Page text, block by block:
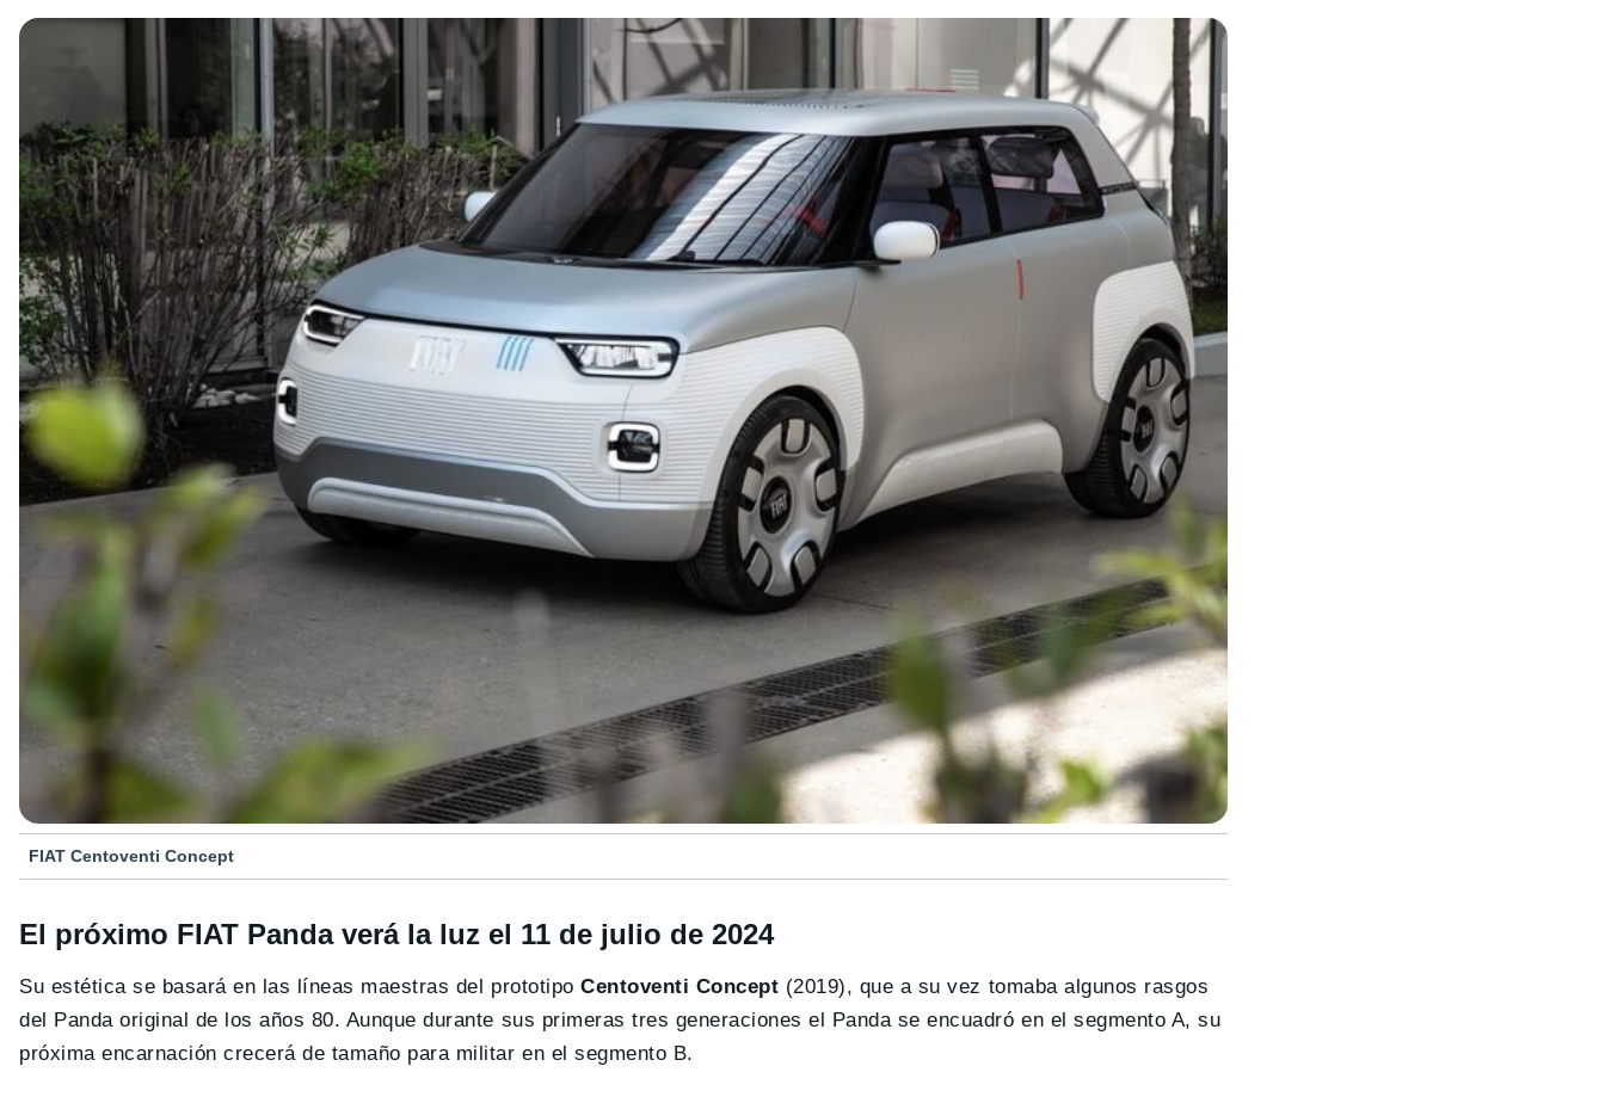
FIAT Centoventi Concept
El próximo FIAT Panda verá la luz el 11 de julio de 2024
Su estética se basará en las líneas maestras del prototipoCentoventi Concept (2019), que a su vez tomaba algunos rasgos
del Panda original de los años 80. Aunque durante sus primeras tres generaciones el Panda se encuadró en el segmento A, su
próxima encarnación crecerá de tamaño para militar en el segmento B.